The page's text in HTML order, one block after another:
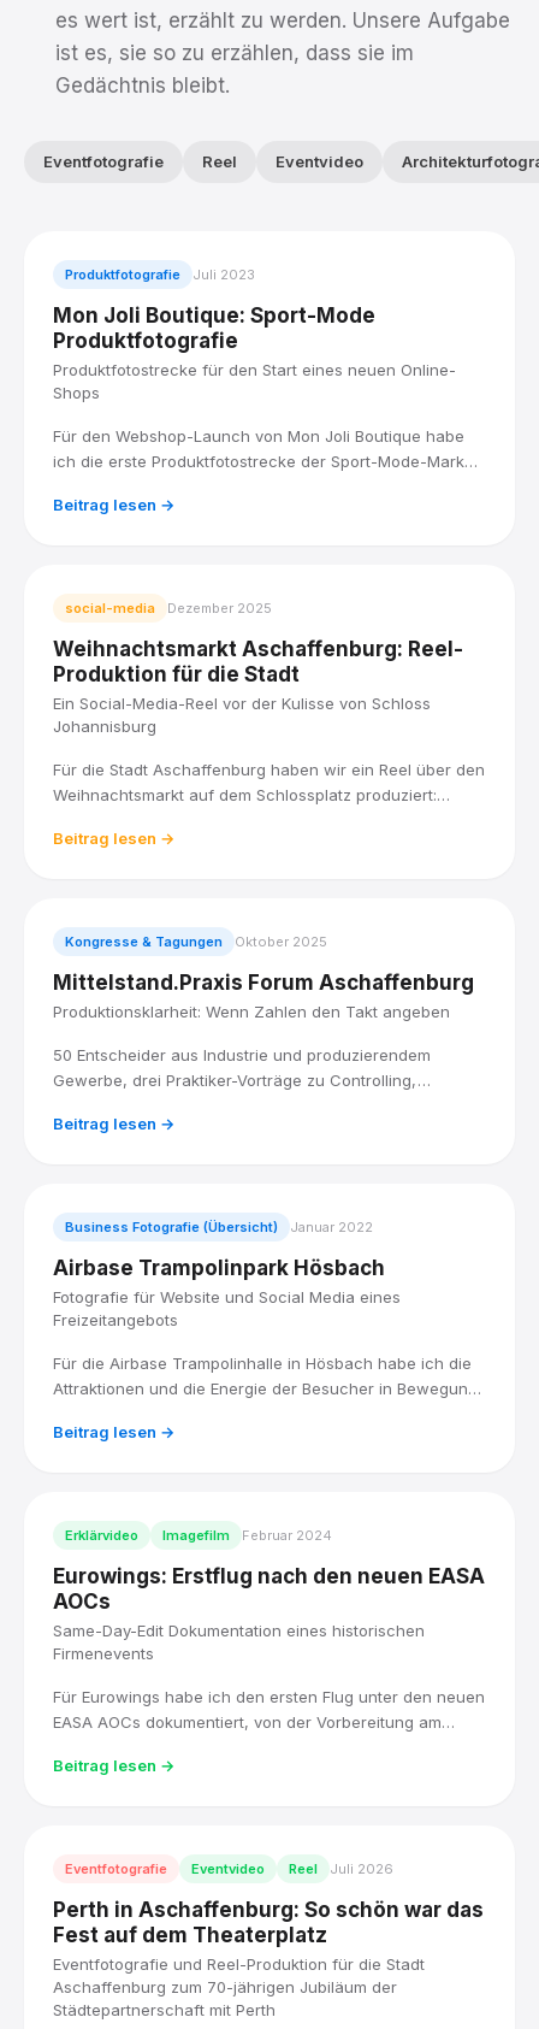
es wert ist, erzählt zu werden. Unsere Aufgabe
ist es, sie so zu erzählen, dass sie im
Gedächtnis bleibt.
Eventfotografie Reel Eventvideo
Produktfotografie Juli 2023
Mon Joli Boutique: Sport-Mode
Produktfotografie
Produktfotostrecke für den Start eines neuen Online-
Shops
Für den Webshop-Launch von Mon Joli Boutique habe
ich die erste Produktfotostrecke der Sport-Mode-Marke
und einem klaren Blick für die Markenphilosophie.
Beitrag lesen →
social-media Dezember 2025
Weihnachtsmarkt Aschaffenburg: Reel-
Produktion für die Stadt
Ein Social-Media-Reel vor der Kulisse von Schloss
Johannisburg
Für die Stadt Aschaffenburg haben wir ein Reel über den
Weihnachtsmarkt auf dem Schlossplatz produziert:
der Kulisse von Schloss Johannisburg, verpackt in kurze
Beitrag lesen →
Kongresse & Tagungen Oktober 2025
Mittelstand.Praxis Forum Aschaffenburg
Produktionsklarheit: Wenn Zahlen den Takt angeben
50 Entscheider aus Industrie und produzierendem
Gewerbe, drei Praktiker-Vorträge zu Controlling,
Event-Fotograf dabei.
Beitrag lesen →
Business Fotografie (Übersicht) Januar 2022
Airbase Trampolinpark Hösbach
Fotografie für Website und Social Media eines
Freizeitangebots
Für die Airbase Trampolinhalle in Hösbach habe ich die
Attraktionen und die Energie der Besucher in Bewegung
Media zum Hingucker macht.
Beitrag lesen →
Erklärvideo Imagefilm Februar 2024
Eurowings: Erstflug nach den neuen EASA
AOCs
Same-Day-Edit Dokumentation eines historischen
Firmenevents
Für Eurowings habe ich den ersten Flug unter den neuen
EASA AOCs dokumentiert, von der Vorbereitung am
Wasserfontäne, und den Highlight-Film noch am selben
Beitrag lesen →
Eventfotografie Eventvideo Reel Juli 2026
Perth in Aschaffenburg: So schön war das
Fest auf dem Theaterplatz
Eventfotografie und Reel-Produktion für die Stadt
Aschaffenburg zum 70-jährigen Jubiläum der
Städtepartnerschaft mit Perth